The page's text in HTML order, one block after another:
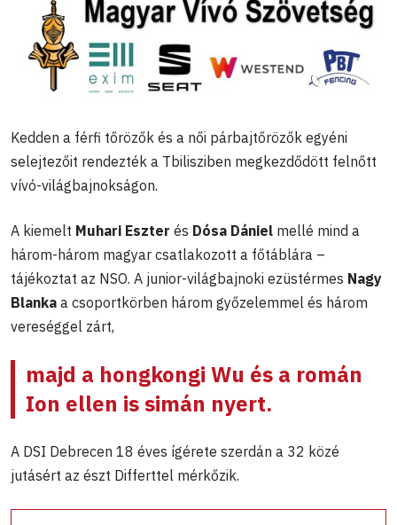
Kedden a férfi tőrözők és a női párbajtőrözők egyéni
selejtezőit rendezték a Tbilisziben megkezdődött felnőtt
vívó-világbajnokságon.
A kiemelt Muhari Eszter és Dósa Dániel mellé mind a
három-három magyar csatlakozott a főtáblára –
tájékoztat az NSO. A junior-világbajnoki ezüstérmes Nagy
Blanka a csoportkörben három győzelemmel és három
vereséggel zárt,
majd a hongkongi Wu és a román
Ion ellen is simán nyert.
A DSI Debrecen 18 éves ígérete szerdán a 32 közé
jutásért az észt Differttel mérkőzik.